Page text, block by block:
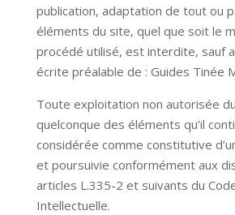
publication, adaptation de tout ou
éléments du site, quel que soit le
procédé utilisé, est interdite, sauf
écrite préalable de : Guides Tinée
Toute exploitation non autorisée
quelconque des éléments qu’il
considérée comme constitutive
et poursuivie conformément aux
articles L.335-2 et suivants du
Intellectuelle.